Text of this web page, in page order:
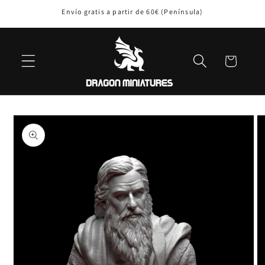
directamente
al contenido
Envío gratis a partir de 60€ (Península)
Carrito
directamente
a la
información